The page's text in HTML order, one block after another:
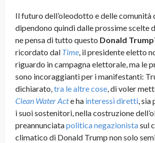
Il futuro dell’oleodotto e delle comunità
dipendono quindi dalle prossime scelte
ne pensa di tutto questo Donald Trump
ricordato dal Time, il presidente eletto
riguardo in campagna elettorale, ma le
sono incoraggianti per i manifestanti:
dichiarato,tra le altre cose, di voler
Clean Water Acte ha interessi diretti, sia
i suoi sostenitori, nella costruzione
preannunciatapolitica negazionistasul
climatico di Donald Trump non solo